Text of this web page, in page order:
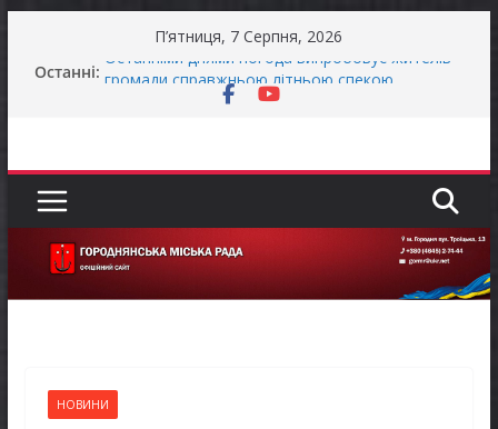
П’ятниця, 7 Серпня, 2026
Останні: Останніми днями погода випробовує жителів
громади справжньою літньою спекою
реалізації права осіб з інвалідністю на працю
Захищай небо Чернігівщини!
Батьки майбутніх першокласників уже можуть
оформити «Пакунок школяра»
НОВИНИ